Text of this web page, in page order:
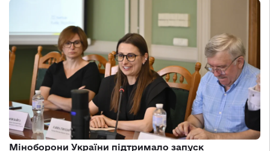
Міноборони України підтримало запуск